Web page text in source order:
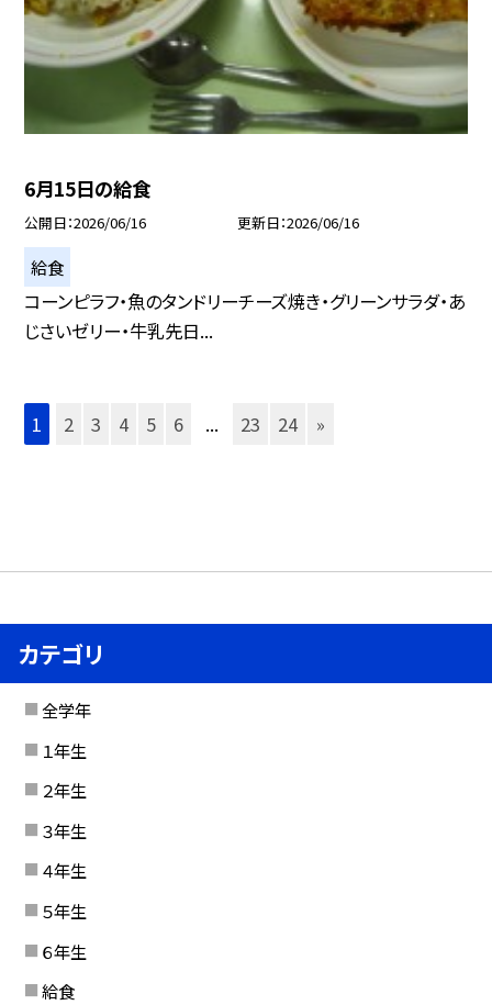
6月15日の給食
公開日 2026/06/16 更新日 2026/06/16
給食
コーンピラフ・魚のタンドリーチーズ焼き・グリーンサラダ・あ
じさいゼリー・牛乳先日...
1 2 3 4 5 6 ... 23 24 »
カテゴリ
全学年
１年生
２年生
３年生
４年生
５年生
６年生
給食